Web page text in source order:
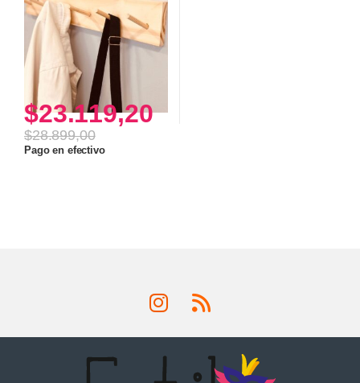
$23.119,20
$28.899,00
Pago en efectivo